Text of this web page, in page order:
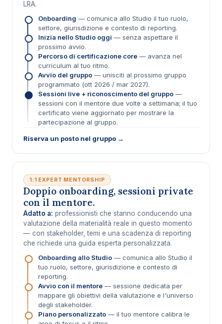
LRA.
Onboarding — comunica allo Studio il tuo ruolo,
settore, giurisdizione e contesto di reporting.
Inizia nello Studio oggi — senza aspettare il
prossimo avvio.
Percorso di certificazione core — avanza nel
curriculum al tuo ritmo.
Avvio del gruppo — unisciti al prossimo gruppo
programmato (ott 2026 / mar 2027).
Sessioni live + riconoscimento del gruppo —
sessioni con il mentore due volte a settimana; il tuo
certificato viene aggiornato per mostrare la
partecipazione al gruppo.
Riserva un posto nel gruppo →
1:1 EXPERT MENTORSHIP
Doppio onboarding, sessioni private
con il mentore.
Adatto a: professionisti che stanno conducendo una
valutazione della materialità reale in questo momento
— con stakeholder, temi e una scadenza di reporting
che richiede una guida esperta personalizzata.
Onboarding allo Studio — comunica allo Studio il
tuo ruolo, settore, giurisdizione e contesto di
reporting.
Avvio con il mentore — sessione dedicata per
mappare gli obiettivi della valutazione e l'universo
degli stakeholder.
Piano personalizzato — il tuo mentore calibra le